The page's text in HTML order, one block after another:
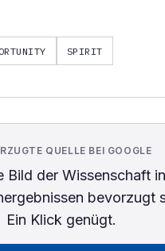
SPIRIT
QUELLE BEI GOOGLE
Bild der Wissenschaft
bevorzugt
Ein Klick genügt.